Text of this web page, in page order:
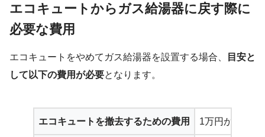
エコキュートからガス給湯器に戻す際に
必要な費用
エコキュートをやめてガス給湯器を設置する場合、
目安と
して以下の費用が必要となります。
エコキュートを撤去するための費用 1万円から2万